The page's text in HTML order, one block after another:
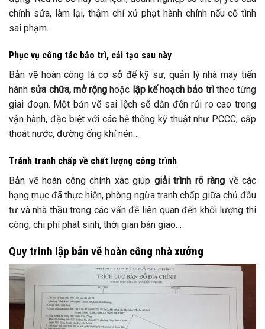
chỉnh sửa, làm lại, thậm chí xử phạt hành chính nếu cố tình
sai phạm.
Phục vụ công tác bảo trì, cải tạo sau này
Bản vẽ hoàn công là cơ sở để kỹ sư, quản lý nhà máy tiến
hành sửa chữa, mở rộng hoặc lập kế hoạch bảo trìtheo từng
giai đoạn. Một bản vẽ sai lệch sẽ dẫn đến rủi ro cao trong
vận hành, đặc biệt với các hệ thống kỹ thuật như PCCC, cấp
thoát nước, đường ống khí nén…
Tránh tranh chấp về chất lượng công trình
Bản vẽ hoàn công chính xác giúp giải trình rõ ràng về các
hạng mục đã thực hiện, phòng ngừa tranh chấp giữa chủ đầu
tư và nhà thầu trong các vấn đề liên quan đến khối lượng thi
công, chi phí phát sinh, thời gian bàn giao…
Quy trình lập bản vẽ hoàn công nhà xưởng